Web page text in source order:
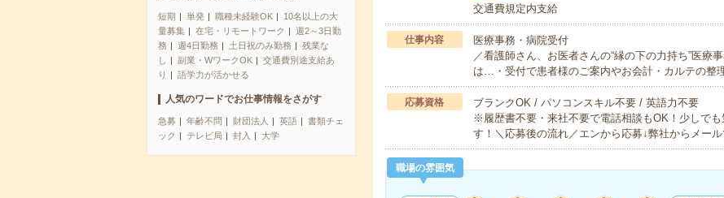
短期 単発 職種未経験OK
10名以上の大
量募集
在宅・リモートワーク
週2～3日勤
務
週4日勤務 土日祝のみ勤務
残業な
し
副業・WワークOK
交通費別途支給あ
り
語学力が活かせる
人気のワードでお仕事情報をさがす
急募 年齢不問 財団法人 英語
書類チェ
ック
テレビ局 封入 大学
交通費規定内支給
仕事内容
医療事務・病院受付
／看護師さん、お医者さんの“縁の下の力持ち”医
は…・受付で患者様のご案内やお会計・カルテの整
応募資格
ブランクOK / パソコンスキル不要 / 英語力不要
※履歴書不要・来社不要で電話相談もOK！少しで
す！＼応募後の流れ／エンから応募↓弊社からメー
職場の雰囲気